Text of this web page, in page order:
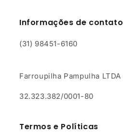
Informações de contato
(31) 98451-6160
Farroupilha Pampulha LTDA
32.323.382/0001-80
Termos e Políticas